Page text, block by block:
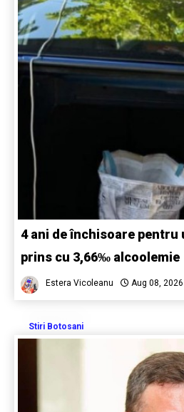
4 ani de închisoare
prins cu 3,66‰ alcoolemie
Estera Vicoleanu Aug 08, 2026
Stiri Botosani